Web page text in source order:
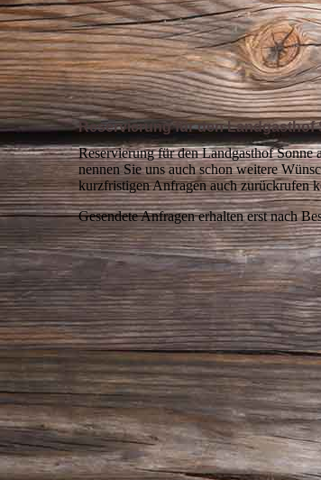
Reservierung für den Landgasthof
Reservierung für den Landgasthof Sonne
nennen Sie uns auch schon weitere
kurzfristigen Anfragen auch zurückrufen
Gesendete Anfragen erhalten erst nach